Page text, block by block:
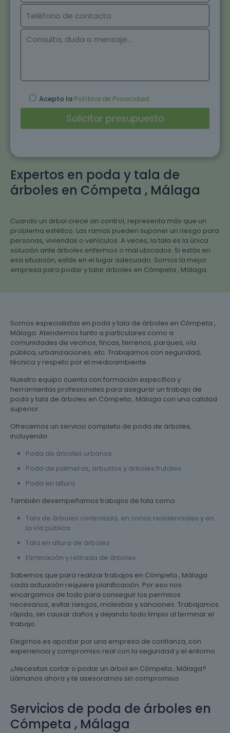
Expertos en poda y tala de
árboles en Cómpeta , Málaga
Cuando un árbol crece sin control, representa más que un
problema estético. Las ramas pueden suponer un riesgo para
personas, viviendas o vehículos. A veces, la tala es la única
solución ante árboles enfermos o mal ubicados. Si estás en
esa situación, estás en el lugar adecuado. Somos la mejor
empresa para podar y talar árboles en Cómpeta , Málaga.
Acepto la Política de Privacidad.
Somos especialistas en poda y tala de árboles en Cómpeta ,
Málaga. Atendemos tanto a particulares como a
comunidades de vecinos, fincas, terrenos, parques, vía
pública, urbanizaciones, etc. Trabajamos con seguridad,
técnica y respeto por el medioambiente .
Nuestro equipo cuenta con formación específica y
herramientas profesionales para asegurar un trabajo de
poda y tala de árboles en Cómpeta , Málaga con una calidad
superior.
Ofrecemos un servicio completo de poda de árboles,
incluyendo:
Poda de árboles urbanos
Poda de palmeras, arbustos y árboles frutales
Poda en altura
También desempeñamos trabajos de tala como:
Tala de árboles controlada, en zonas residenciales y en
la vía pública
Tala en altura de árboles
Eliminación y retirada de árboles
Sabemos que para realizar trabajos en Cómpeta , Málaga
cada actuación requiere planificación. Por eso nos
encargamos de todo para conseguir los permisos
necesarios, evitar riesgos, molestias y sanciones. Trabajamos
rápido, sin causar daños y dejando todo limpio al terminar el
trabajo.
Elegirnos es apostar por una empresa de confianza, con
experiencia y compromiso real con la seguridad y el entorno.
¿Necesitas cortar o podar un árbol en Cómpeta , Málaga?
Llámanos ahora y te asesoramos sin compromiso.
Servicios de poda de árboles en
Cómpeta , Málaga